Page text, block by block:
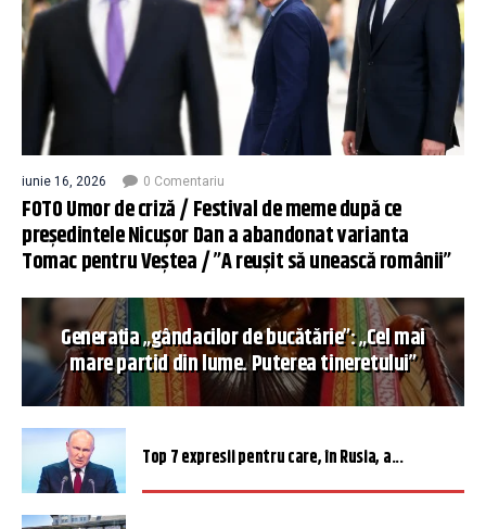
iunie 16, 2026 0 Comentariu
FOTO Umor de criză / Festival de meme după ce
președintele Nicușor Dan a abandonat varianta
Tomac pentru Veștea / ”A reușit să unească românii”
Generația „gândacilor de bucătărie”: „Cel mai
mare partid din lume. Puterea tineretului”
Top 7 expresii pentru care, în Rusia, a...